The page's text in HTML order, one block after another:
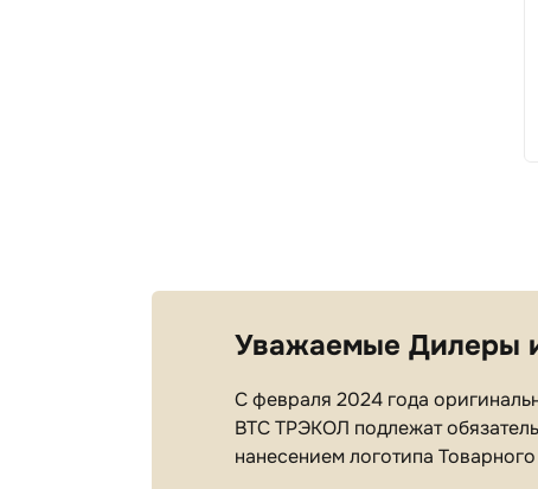
Уважаемые Дилеры
С февраля 2024 года
ВТС ТРЭКОЛ подлежат
нанесением логотипа